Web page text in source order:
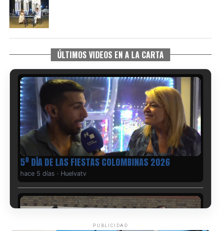
ÚLTIMOS VIDEOS EN A LA CARTA
5º DÍA DE LAS FIESTAS COLOMBINAS 2026
hace 5 días · Huelvatv
PUBLICIDAD